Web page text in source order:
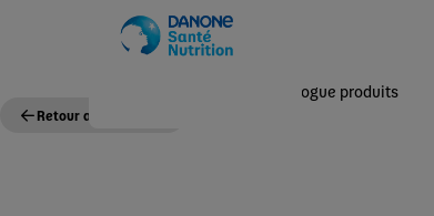
Catalogue produits
Retour au catalogue